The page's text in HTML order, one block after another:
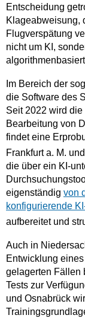
Entscheidung
Klageabweisung,
Flugverspätung
nicht um KI,
Im Bereich der
die Software des
Seit 2022 wird
Bearbeitung von
findet eine
Frankfurt a. M.
die über ein KI-
eigenständig von
konfigurierende
aufbereitet und
Auch in
Entwicklung
gelagerten Fällen
Tests zur
und Osnabrück